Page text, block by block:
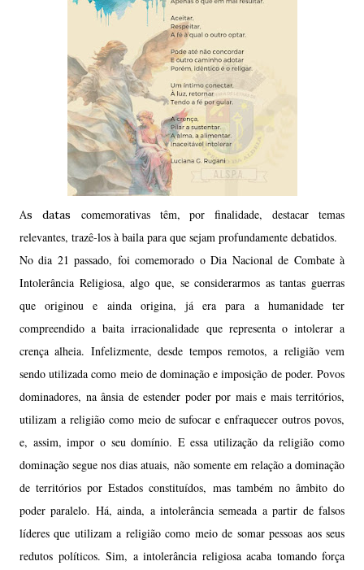
As datas comemorativas têm, por finalidade, destacar temas
relevantes, trazê-los à baila para que sejam profundamente debatidos.
No dia 21 passado, foi comemorado o Dia Nacional de Combate à
Intolerância Religiosa, algo que, se considerarmos as tantas guerras
que originou e ainda origina, já era para a humanidade ter
compreendido a baita irracionalidade que representa o intolerar a
crença alheia. Infelizmente, desde tempos remotos, a religião vem
sendo utilizada como meio de dominação e imposição de poder. Povos
dominadores, na ânsia de estender poder por mais e mais territórios,
utilizam a religião como meio de sufocar e enfraquecer outros povos,
e, assim, impor o seu domínio. E essa utilização da religião como
dominação segue nos dias atuais, não somente em relação a dominação
de territórios por Estados constituídos, mas também no âmbito do
poder paralelo. Há, ainda, a intolerância semeada a partir de falsos
líderes que utilizam a religião como meio de somar pessoas aos seus
redutos políticos. Sim, a intolerância religiosa acaba tomando força